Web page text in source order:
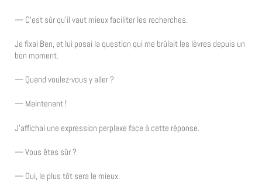
— C’est sûr qu’il vaut mieux faciliter les recherches.
Je fixai Ben, et lui posai la question qui me brûlait les lèvres depuis un
bon moment.
— Quand voulez-vous y aller ?
— Maintenant !
J’affichai une expression perplexe face à cette réponse.
— Vous êtes sûr ?
— Oui, le plus tôt sera le mieux.